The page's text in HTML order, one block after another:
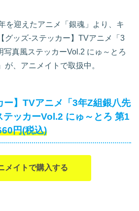
を迎えたアニメ「銀魂」より、キ
グッズ-ステッカー】TVアニメ「3
写真風ステッカーVol.2 にゅ～とろ
が、アニメイトで取扱中。
ー】TVアニメ「3年Z組銀八先
テッカーVol.2 にゅ～とろ 第1
円(税込)
メイトで購入する